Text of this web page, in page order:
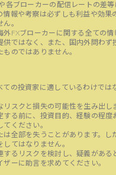
各ブローカーの配信レートの差
情報や考察は必ずしも利益や効果
。
外FXブローカーに関する全ての
供ではなく、また、国内外問わず
ものではありません。
ての投資家に適しているわけでは
リスクと損失の可能性を生み出し
する前に、投資目的、経験の程度
ください。
は全部を失うことがあります。し
してはなりません。
するリスクを検討し、疑義がある
ザーに助言を求めてください。